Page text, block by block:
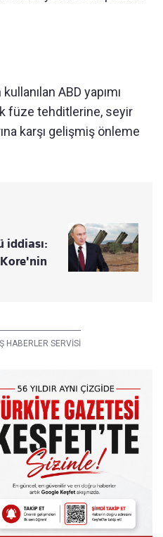
ABD yapımı
füze tehditlerine, seyir
karşı gelişmiş önleme
iddiası:
HABERLER SERVİSİ